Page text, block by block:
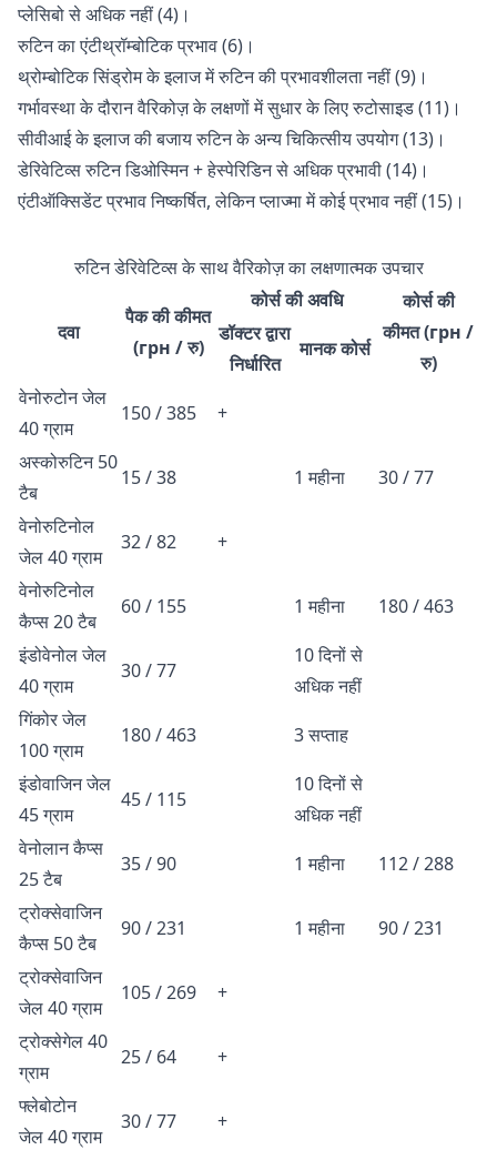
प्लेसिबो से अधिक नहीं (4)।
रुटिन का एंटीथ्रॉम्बोटिक प्रभाव (6)।
थ्रोम्बोटिक सिंड्रोम के इलाज में रुटिन की प्रभावशीलता नहीं (9)।
गर्भावस्था के दौरान वैरिकोज़ के लक्षणों में सुधार के लिए रुटोसाइड (11)।
सीवीआई के इलाज की बजाय रुटिन के अन्य चिकित्सीय उपयोग (13)।
डेरिवेटिव्स रुटिन डिओस्मिन + हेस्पेरिडिन से अधिक प्रभावी (14)।
एंटीऑक्सिडेंट प्रभाव निष्कर्षित, लेकिन प्लाज्मा में कोई प्रभाव नहीं (15)।
रुटिन डेरिवेटिव्स के साथ वैरिकोज़ का लक्षणात्मक उपचार
दवा
पैक की कीमत
(грн / रु)
कोर्स की अवधि
कोर्स की
कीमत (грн /
रु)
डॉक्टर द्वारा
निर्धारित
मानक कोर्स
वेनोरुटोन जेल
40 ग्राम
150 / 385
+
अस्कोरुटिन 50
टैब
15 / 38 1 महीना
30 / 77
वेनोरुटिनोल
जेल 40 ग्राम
32 / 82
+
वेनोरुटिनोल
कैप्स 20 टैब
60 / 155 1 महीना
180 / 463
इंडोवेनोल जेल
40 ग्राम
30 / 77
10 दिनों से
अधिक नहीं
गिंकोर जेल
100 ग्राम
180 / 463
3 सप्ताह
इंडोवाजिन जेल
45 ग्राम
45 / 115
10 दिनों से
अधिक नहीं
वेनोलान कैप्स
25 टैब
35 / 90 1 महीना
112 / 288
ट्रोक्सेवाजिन
कैप्स 50 टैब
90 / 231 1 महीना
90 / 231
ट्रोक्सेवाजिन
जेल 40 ग्राम
105 / 269
+
ट्रोक्सेगेल 40
ग्राम
25 / 64
+
फ्लेबोटोन
जेल 40 ग्राम
30 / 77
+